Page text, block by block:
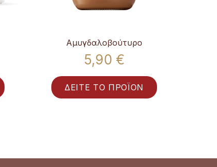
Αμυγδαλοβούτυρο
5,90 €
ΔΕΙΤΕ ΤΟ ΠΡΟΪΟΝ